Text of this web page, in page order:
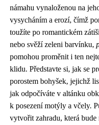
námahu vynaloženou na
vysycháním a erozí, čímž
toužíte po romantickém
nebo svěží zeleni barvínku,
pomohou proměnit i ten
klidu. Představte si, jak se
porostem bohyšek, jejichž
jak odpočíváte v altánku
k posezení motýly a včely.
vytvořit zahradu, která bude